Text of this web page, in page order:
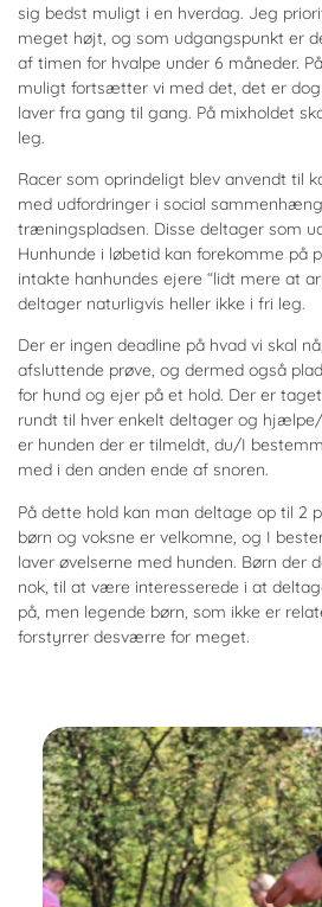
sig bedst muligt i en hverdag. Jeg
meget højt, og som udgangspunkt er
af timen for hvalpe under 6 måneder.
muligt fortsætter vi med det, det er
laver fra gang til gang. På mixholdet
leg.
Racer som oprindeligt blev anvendt til
med udfordringer i social
træningspladsen. Disse deltager som
Hunhunde i løbetid kan forekomme på
intakte hanhundes ejere “lidt mere at
deltager naturligvis heller ikke i fri leg.
Der er ingen deadline på hvad vi skal
afsluttende prøve, og dermed også
for hund og ejer på et hold. Der er
rundt til hver enkelt deltager og
er hunden der er tilmeldt, du/I
med i den anden ende af snoren.
På dette hold kan man deltage op til 2
børn og voksne er velkomne, og I
laver øvelserne med hunden. Børn der
nok, til at være interesserede i at
på, men legende børn, som ikke er
forstyrrer desværre for meget.